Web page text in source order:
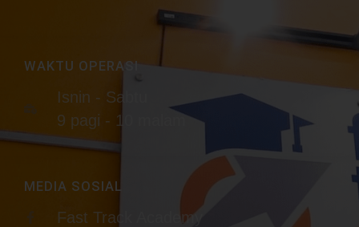
MEDIA SOSIAL
Fast Track Academy
WAKTU OPERASI
Isnin - Sabtu
9 pagi - 10 malam